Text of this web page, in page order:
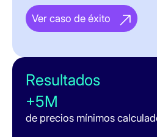
Ver caso de éxito
Resultados
+5M
de precios mínimos
Ver caso de éxito
Resultados
Hasta